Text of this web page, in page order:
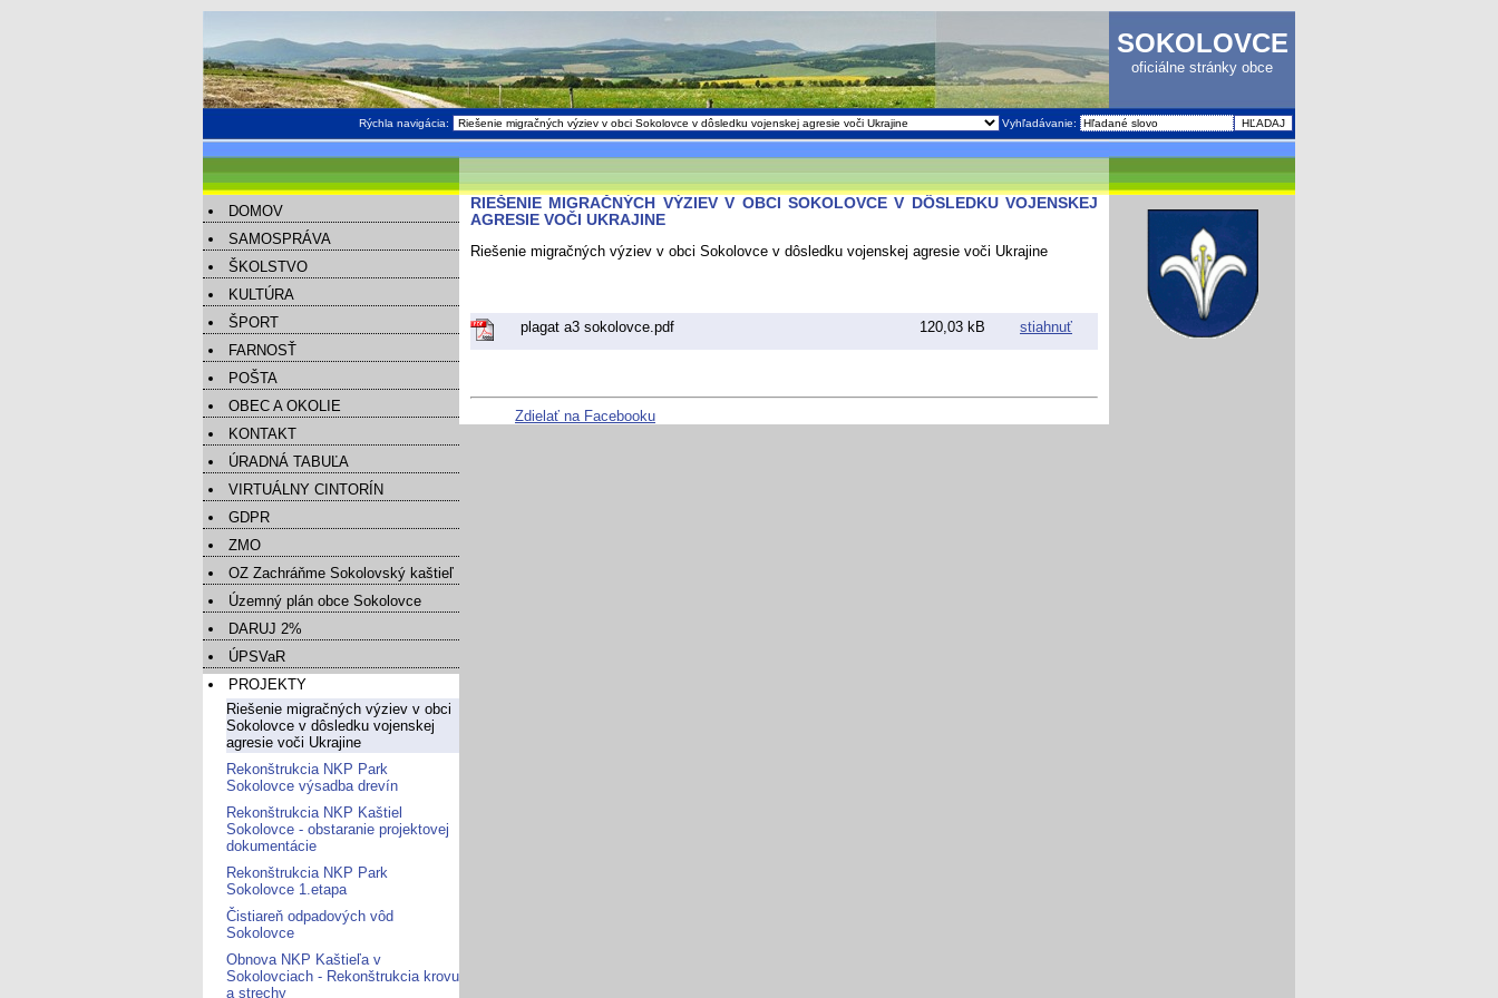
SOKOLOVCE
oficiálne stránky obce
Vyhľadávanie:
Rýchla navigácia:
DOMOV
SAMOSPRÁVA
ŠKOLSTVO
KULTÚRA
ŠPORT
FARNOSŤ
POŠTA
OBEC A OKOLIE
KONTAKT
ÚRADNÁ TABUĽA
VIRTUÁLNY CINTORÍN
GDPR
ZMO
OZ Zachráňme Sokolovský kaštieľ
Územný plán obce Sokolovce
DARUJ 2%
ÚPSVaR
PROJEKTY
Riešenie migračných výziev v obci
Sokolovce v dôsledku vojenskej
agresie voči Ukrajine
Rekonštrukcia NKP Park
Sokolovce výsadba drevín
Rekonštrukcia NKP Kaštiel
Sokolovce - obstaranie projektovej
dokumentácie
Rekonštrukcia NKP Park
Sokolovce 1.etapa
Čistiareň odpadových vôd
Sokolovce
Obnova NKP Kaštieľa v
Sokolovciach - Rekonštrukcia krovu
a strechy
RIEŠENIE MIGRAČNÝCH VÝZIEV V OBCI SOKOLOVCE V DÔSLEDKU VOJENSKEJ
AGRESIE VOČI UKRAJINE
Riešenie migračných výziev v obci Sokolovce v dôsledku vojenskej agresie voči Ukrajine
plagat a3 sokolovce.pdf 120,03 kB stiahnuť
Zdielať na Facebooku